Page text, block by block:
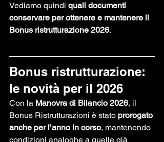
Vediamo quindi quali documenti
conservare per ottenere e mantenere il
Bonus ristrutturazione 2026.
Bonus ristrutturazione:
le novità per il 2026
Con la Manovra di Bilancio 2026, il
Bonus Ristrutturazioni è stato prorogato
anche per l’anno in corso, mantenendo
condizioni analoghe a quelle già